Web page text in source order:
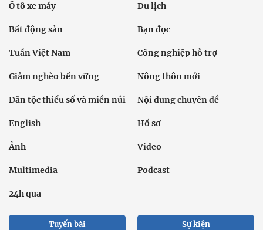
Ô tô xe máy Du lịch
Bất động sản Bạn đọc
Tuần Việt Nam Công nghiệp hỗ trợ
Giảm nghèo bền vững Nông thôn mới
Dân tộc thiểu số và miền núi Nội dung chuyên đề
English Hồ sơ
Ảnh Video
Multimedia Podcast
24h qua
Tuyến bài Sự kiện